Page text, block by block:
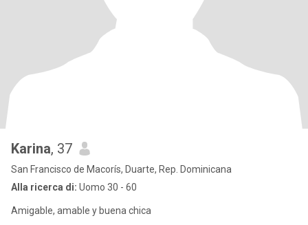
Karina, 37
San Francisco de Macorís, Duarte, Rep. Dominicana
Alla ricerca di: Uomo 30 - 60
Amigable, amable y buena chica